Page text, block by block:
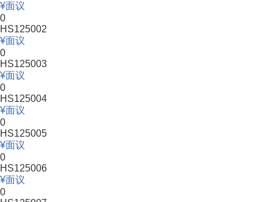
面议
0
HS125002
面议
0
HS125003
面议
0
HS125004
面议
0
HS125005
面议
0
HS125006
面议
0